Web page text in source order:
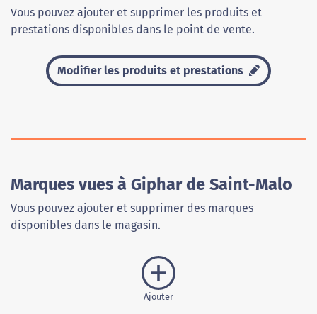
Vous pouvez ajouter et supprimer les produits et
prestations disponibles dans le point de vente.
Modifier les produits et prestations
Marques vues à Giphar de Saint-Malo
Vous pouvez ajouter et supprimer des marques
disponibles dans le magasin.
Ajouter